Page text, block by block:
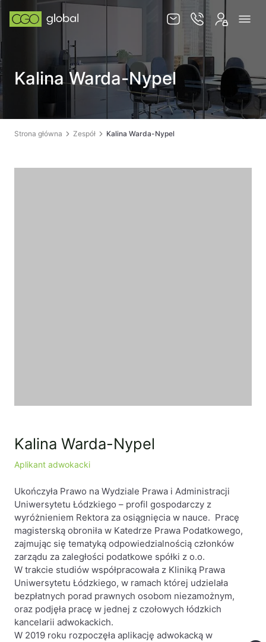
Jurysdykcje
Baza wiedzy
Zespół
Kalina Warda-Nypel
Strona główna Zespół Kalina Warda-Nypel
Kalina Warda-Nypel
Aplikant adwokacki
Ukończyła Prawo na Wydziale Prawa i Administracji
Uniwersytetu Łódzkiego – profil gospodarczy z
wyróżnieniem Rektora za osiągnięcia w nauce. Pracę
magisterską obroniła w Katedrze Prawa Podatkowego,
zajmując się tematyką odpowiedzialnością członków
zarządu za zaległości podatkowe spółki z o.o.
W trakcie studiów współpracowała z Kliniką Prawa
Uniwersytetu Łódzkiego, w ramach której udzielała
bezpłatnych porad prawnych osobom niezamożnym,
oraz podjęła pracę w jednej z czołowych łódzkich
kancelarii adwokackich.
W 2019 roku rozpoczęła aplikację adwokacką w